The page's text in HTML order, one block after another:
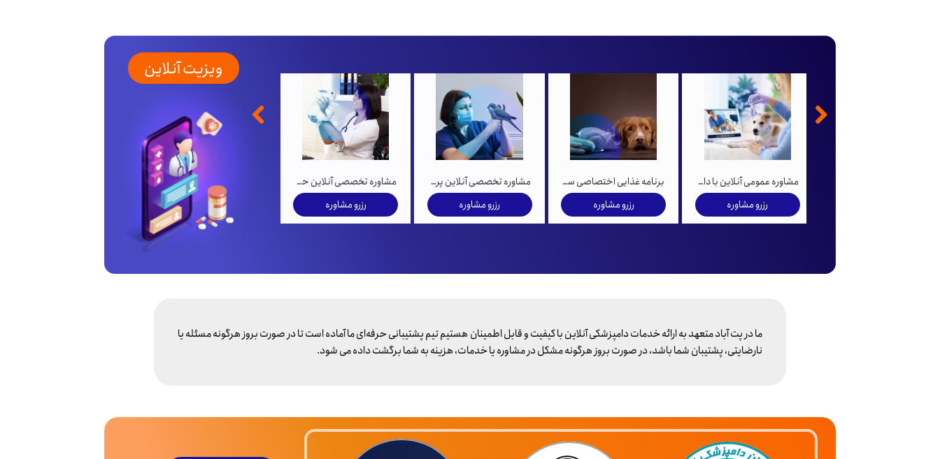
مشاوره تخصصی آنلاین حیوانات اگزوتیک
رزرو مشاوره
مشاوره تخصصی آنلاین پرندگان زینتی
رزرو مشاوره
برنامه غذایی اختصاصی سگ و گربه
رزرو مشاوره
مشاوره عمومی آنلاین با دامپزشک
رزرو مشاوره
ویزیت آنلاین
​ما در پت آباد متعهد به ارائه خدمات دامپزشکی آنلاین با کیفیت و قابل اطمینان هستیم تیم پشتیبانی حرفه‌ای ما آماده است تا در صورت بروز هرگونه مسئله یا
نارضایتی، پشتیبان شما باشد، در صورت بروز هرگونه مشکل در مشاوره یا خدمات، هزینه به شما برگشت داده می شود.